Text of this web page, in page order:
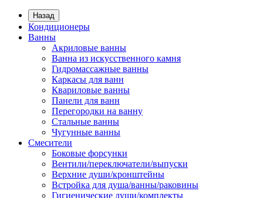
Назад
Кондиционеры
Ванны
Акриловые ванны
Ванна из искусственного камня
Гидромассажные ванны
Каркасы для ванн
Квариловые ванны
Панели для ванн
Перегородки на ванну
Стальные ванны
Чугунные ванны
Смесители
Боковые форсунки
Вентили/переключатели/выпуски
Верхние души/кронштейны
Встройка для душа/ванны/раковины
Гигиенические души/комплекты